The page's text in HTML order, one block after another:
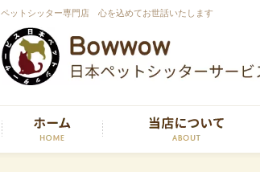
ペットシッター専門店 心を込めてお世話いたします